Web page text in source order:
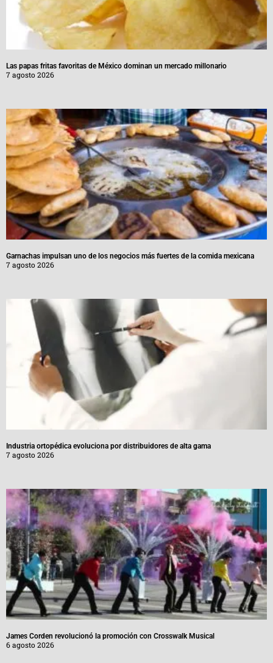
Las papas fritas favoritas de México dominan un mercado millonario
7 agosto 2026
Garnachas impulsan uno de los negocios más fuertes de la comida mexicana
7 agosto 2026
Industria ortopédica evoluciona por distribuidores de alta gama
7 agosto 2026
James Corden revolucionó la promoción con Crosswalk Musical
6 agosto 2026